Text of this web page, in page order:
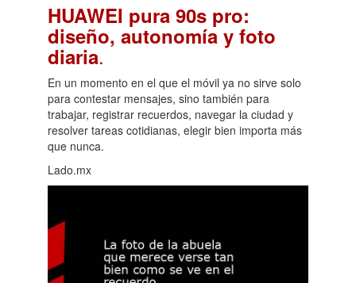
HUAWEI pura 90s pro:
diseño, autonomía y foto
diaria.
En un momento en el que el móvil ya no sirve solo
para contestar mensajes, sino también para
trabajar, registrar recuerdos, navegar la ciudad y
resolver tareas cotidianas, elegir bien importa más
que nunca.
Lado.mx